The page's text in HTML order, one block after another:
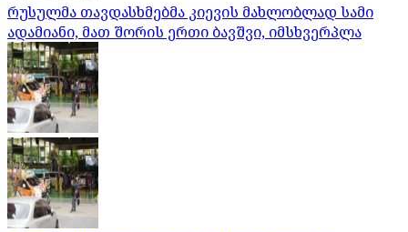
რუსულმა თავდასხმებმა კიევის მახლობლად სამი
ადამიანი, მათ შორის ერთი ბავშვი, იმსხვერპლა